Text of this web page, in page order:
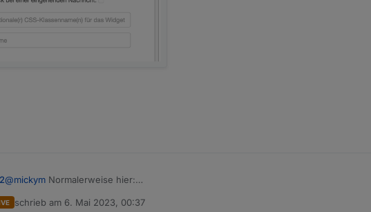
@mickym Normalerweise hier:
schrieb am 6. Mai 2023, 00:37
zuletzt editiert von